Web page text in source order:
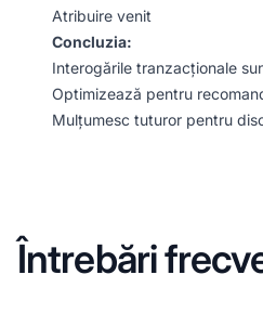
Atribuire venit
Concluzia:
Interogările tranzacționale
Optimizează pentru
Mulțumesc tuturor pentru
Întrebări